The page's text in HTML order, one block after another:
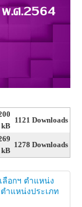
kB
1121 Downloads
kB
1278 Downloads
ลือกฯ ตำแหน่ง
ำแหน่งประเภท